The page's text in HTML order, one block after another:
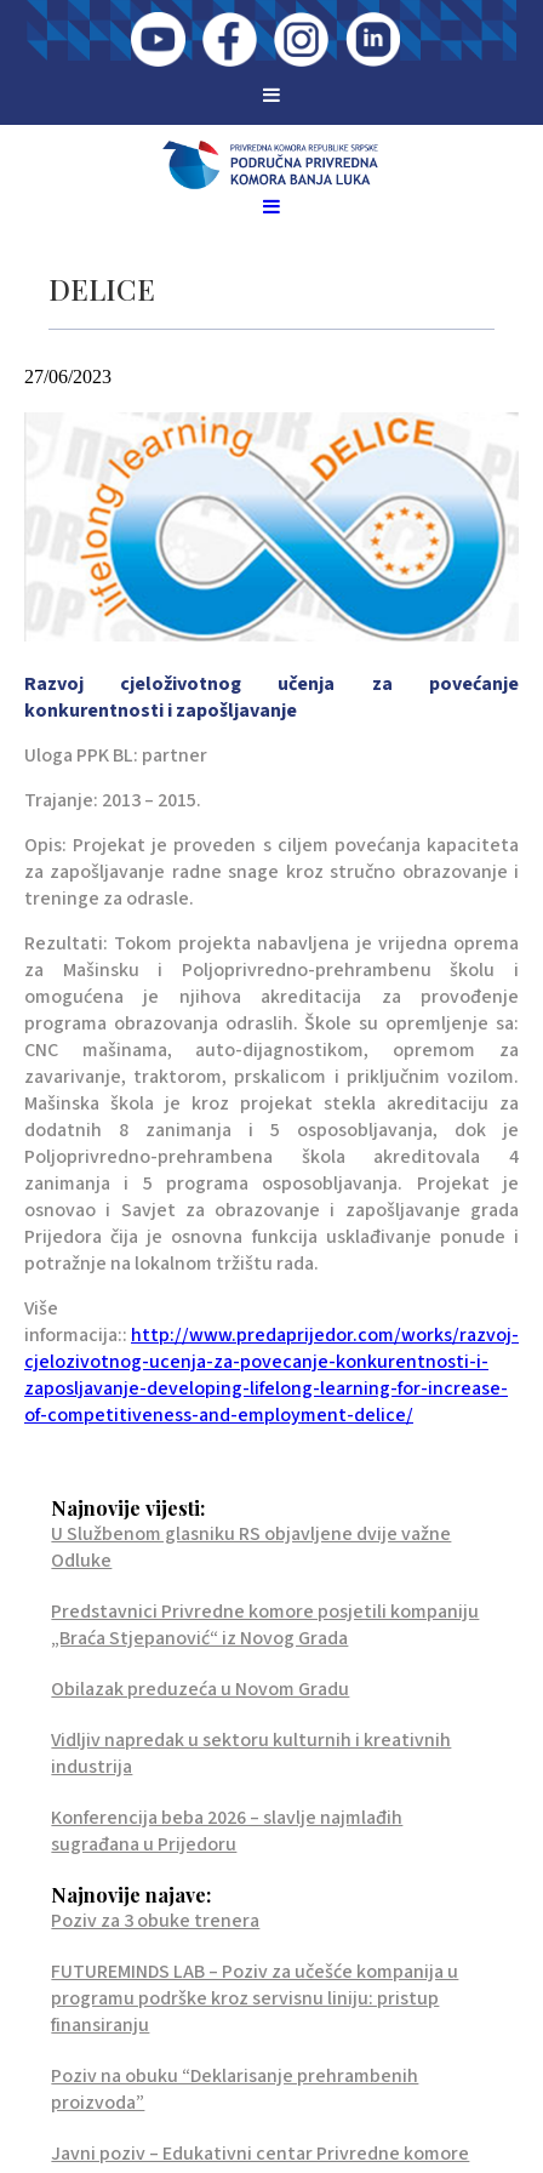
DELICE
27/06/2023
Razvoj cjeloživotnog učenja za povećanje
konkurentnosti i zapošljavanje
Uloga PPK BL: partner
Trajanje: 2013 – 2015.
Opis: Projekat je proveden s ciljem povećanja kapaciteta
za zapošljavanje radne snage kroz stručno obrazovanje i
treninge za odrasle.
Rezultati: Tokom projekta nabavljena je vrijedna oprema
za Mašinsku i Poljoprivredno-prehrambenu školu i
omogućena je njihova akreditacija za provođenje
programa obrazovanja odraslih. Škole su opremljenje sa:
CNC mašinama, auto-dijagnostikom, opremom za
zavarivanje, traktorom, prskalicom i priključnim vozilom.
Mašinska škola je kroz projekat stekla akreditaciju za
dodatnih 8 zanimanja i 5 osposobljavanja, dok je
Poljoprivredno-prehrambena škola akreditovala 4
zanimanja i 5 programa osposobljavanja. Projekat je
osnovao i Savjet za obrazovanje i zapošljavanje grada
Prijedora čija je osnovna funkcija usklađivanje ponude i
potražnje na lokalnom tržištu rada.
Više
informacija:: http://www.predaprijedor.com/works/razvoj-
cjelozivotnog-ucenja-za-povecanje-konkurentnosti-i-
zaposljavanje-developing-lifelong-learning-for-increase-
of-competitiveness-and-employment-delice/
Najnovije vijesti:
U Službenom glasniku RS objavljene dvije važne
Odluke
Predstavnici Privredne komore posjetili kompaniju
„Braća Stjepanović“ iz Novog Grada
Obilazak preduzeća u Novom Gradu
Vidljiv napredak u sektoru kulturnih i kreativnih
industrija
Konferencija beba 2026 – slavlje najmlađih
sugrađana u Prijedoru
Najnovije najave:
Poziv za 3 obuke trenera
FUTUREMINDS LAB – Poziv za učešće kompanija u
programu podrške kroz servisnu liniju: pristup
finansiranju
Poziv na obuku “Deklarisanje prehrambenih
proizvoda”
Javni poziv – Edukativni centar Privredne komore